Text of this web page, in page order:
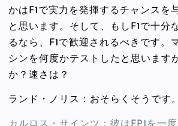
かはF1で実力を発揮するチャンスを
と思います。そして、もしF1で十分
るなら、F1で歓迎されるべきです。
シンを何度かテストしたと思います
か？速さは？
ランド・ノリス：おそらくそうです。